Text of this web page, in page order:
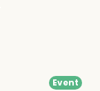
Event